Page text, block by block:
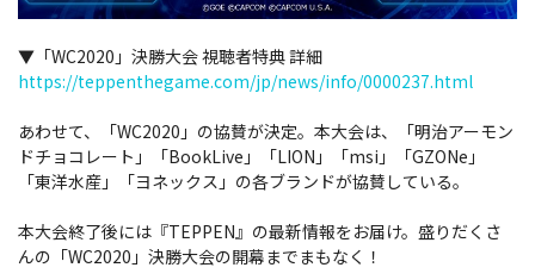
▼「WC2020」決勝大会 視聴者特典 詳細
https://teppenthegame.com/jp/news/info/0000237.html
あわせて、「WC2020」の協賛が決定。本大会は、「明治アーモン
ドチョコレート」「BookLive」「LION」「msi」「GZONe」
「東洋水産」「ヨネックス」の各ブランドが協賛している。
本大会終了後には『TEPPEN』の最新情報をお届け。盛りだくさ
んの「WC2020」決勝大会の開幕までまもなく！